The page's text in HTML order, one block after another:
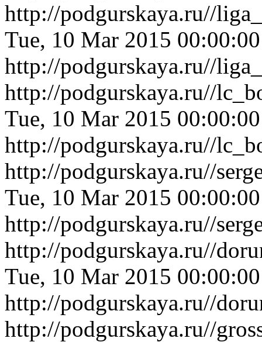
http://podgurskaya.ru//
Tue, 10 Mar 2015
http://podgurskaya.ru//
http://podgurskaya.ru//
Tue, 10 Mar 2015
http://podgurskaya.ru//
http://podgurskaya.ru//
Tue, 10 Mar 2015
http://podgurskaya.ru//
http://podgurskaya.ru//
Tue, 10 Mar 2015
http://podgurskaya.ru//
http://podgurskaya.ru//